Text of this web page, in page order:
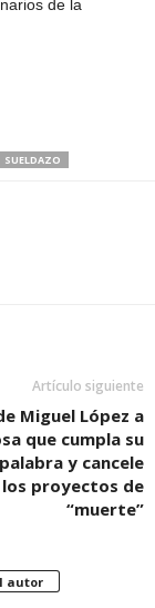
de la
SUELDAZO
Artículo siguiente
Miguel López a
que cumpla su
palabra y cancele
proyectos de
“muerte”
autor